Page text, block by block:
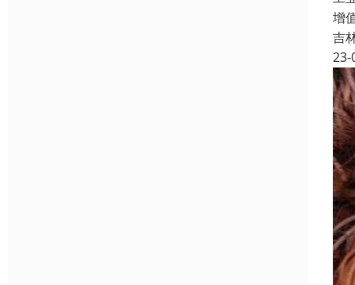
增
吉
23-